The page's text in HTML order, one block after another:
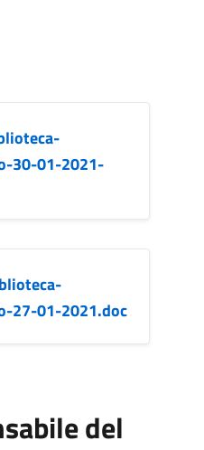
30-01-2021-
27-01-2021.doc
del